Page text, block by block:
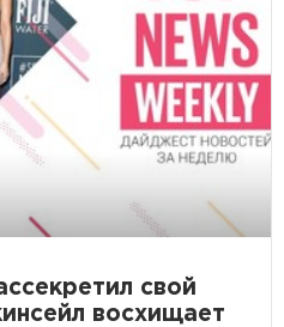
свой
восхищает